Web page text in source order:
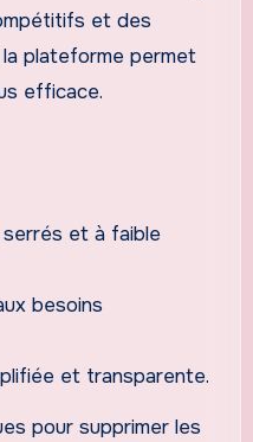
et des
plateforme permet
efficace.
et à faible
besoins
et transparente.
pour supprimer les